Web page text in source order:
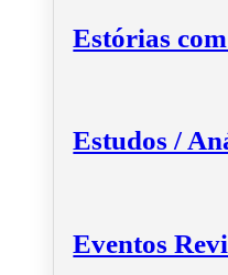
Estórias
Estudos /
Eventos